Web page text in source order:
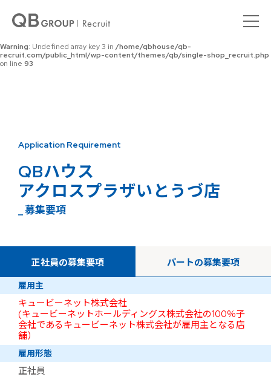
Warning : Undefined array key 0 in
recruit.com/public_html/wp-content/themes/qb/single-shop_recruit.php
on line92
Warning: Undefined array key 3 in /home/qbhouse/qb-
recruit.com/public_html/wp-content/themes/qb/single-shop_recruit.php
on line 93
Application Requirement
QBハウス
アクロスプラザいとうづ店
_ 募集要項
正社員の募集要項 パートの募集要項
雇用主
キュービーネット株式会社
(キュービーネットホールディングス株式会社の100％子
会社であるキュービーネット株式会社が雇用主となる店
舗）
雇用形態
正社員